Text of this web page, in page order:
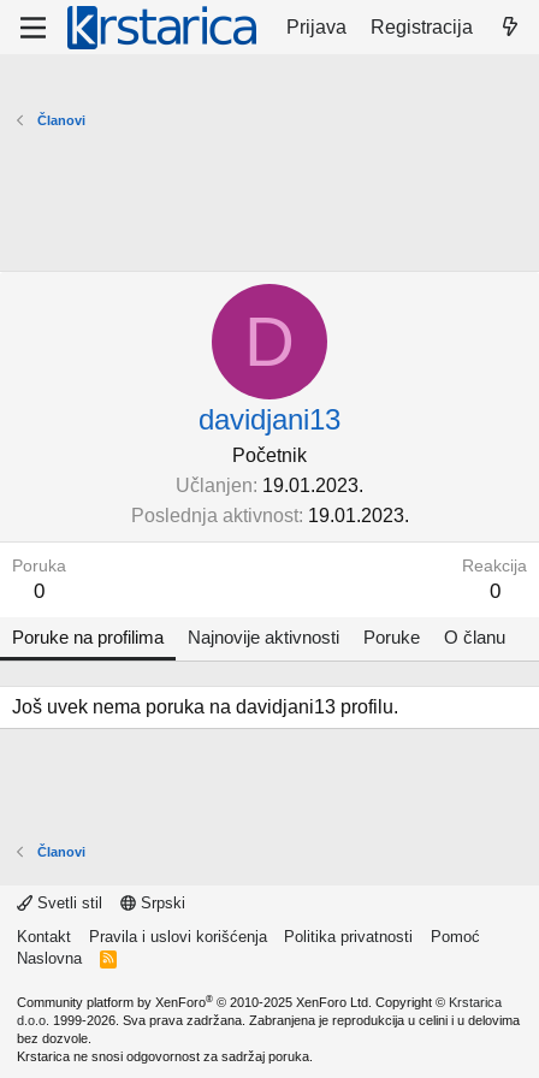
Prijava Registracija
Članovi
D
davidjani13
Početnik
Učlanjen 19.01.2023.
Poslednja aktivnost 19.01.2023.
Poruka
0
Reakcija
0
Poruke na profilima Najnovije aktivnosti Poruke O članu
Još uvek nema poruka na davidjani13 profilu.
Članovi
Svetli stil
Srpski
Kontakt
Pravila i uslovi korišćenja Politika privatnosti
Pomoć
Naslovna
R
Community platform by XenForo® © 2010-2025 XenForo Ltd. Copyright © Krstarica
d.o.o. 1999-2026. Sva prava zadržana. Zabranjena je reprodukcija u celini i u delovima
bez dozvole.
Krstarica ne snosi odgovornost za sadržaj poruka.